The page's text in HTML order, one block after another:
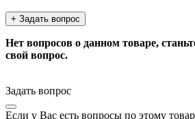
+ Задать вопрос
Нет вопросов о данном товаре,
свой вопрос.
Задать вопрос
Если у Вас есть вопросы по этому